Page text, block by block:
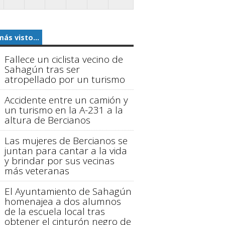
visto...
Fallece un ciclista vecino de
Sahagún tras ser
atropellado por un turismo
Accidente entre un camión y
un turismo en la A-231 a la
altura de Bercianos
Las mujeres de Bercianos se
juntan para cantar a la vida
y brindar por sus vecinas
más veteranas
El Ayuntamiento de Sahagún
homenajea a dos alumnos
de la escuela local tras
obtener el cinturón negro de